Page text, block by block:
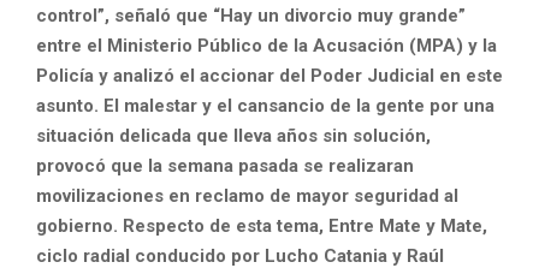
control”, señaló que “Hay un divorcio muy grande”
entre el Ministerio Público de la Acusación (MPA) y la
Policía y analizó el accionar del Poder Judicial en este
asunto. El malestar y el cansancio de la gente por una
situación delicada que lleva años sin solución,
provocó que la semana pasada se realizaran
movilizaciones en reclamo de mayor seguridad al
gobierno. Respecto de esta tema, Entre Mate y Mate,
ciclo radial conducido por Lucho Catania y Raúl